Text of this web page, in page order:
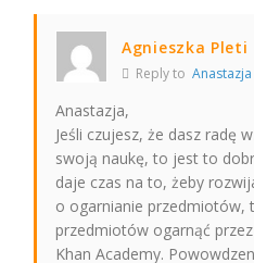
Agnieszka Pleti
Reply to Anastazja
Anastazja,
Jeśli czujesz, że dasz radę
swoją naukę, to jest to
daje czas na to, żeby
o ogarnianie przedmiotów,
przedmiotów ogarnąć
Khan Academy.